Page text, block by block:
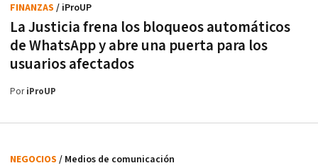
La Justicia frena los bloqueos automáticos
de WhatsApp y abre una puerta para los
usuarios afectados
FINANZAS / iProUP
PoriProUP
NEGOCIOS / Medios de comunicación